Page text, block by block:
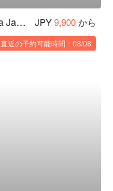
Yakiniku Fujimon Ebisu | Shibuya Japanese Yakiniku | All-Private Room Restaurant Recommendation JPY9,900から
直近の予約可能時間：08/08